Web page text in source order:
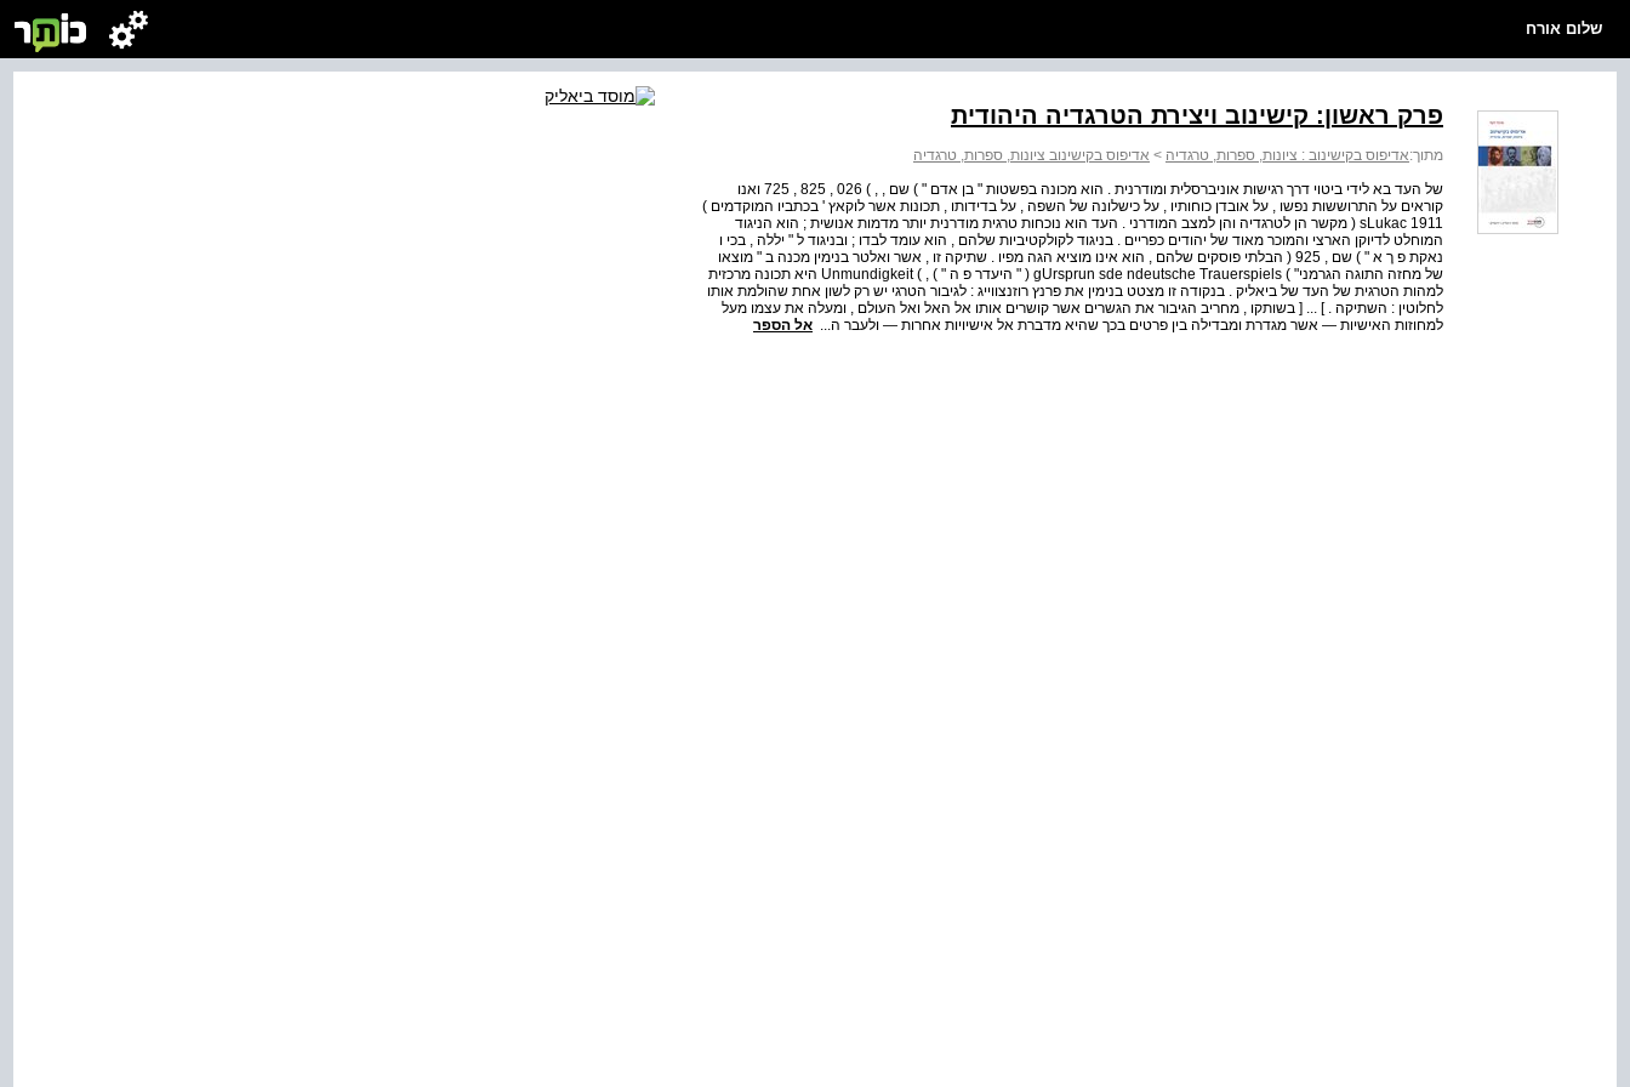
שלום אורח
פרק ראשון: קישינוב ויצירת הטרגדיה היהודית
מתוך:אדיפוס בקישינוב : ציונות, ספרות, טרגדיה > אדיפוס בקישינוב ציונות, ספרות, טרגדיה
של העד בא לידי ביטוי דרך רגישות אוניברסלית ומודרנית . הוא מכונה בפשטות " בן אדם " ) שם , , ) 026 , 825 , 725 ואנו
קוראים על התרוששות נפשו , על אובדן כוחותיו , על כישלונה של השפה , על בדידותו , תכונות אשר לוקאץ ' בכתביו המוקדמים )
sLukac 1911 ( מקשר הן לטרגדיה והן למצב המודרני . העד הוא נוכחות טרגית מודרנית יותר מדמות אנושית ; הוא הניגוד
המוחלט לדיוקן הארצי והמוכר מאוד של יהודים כפריים . בניגוד לקולקטיביות שלהם , הוא עומד לבדו ; ובניגוד ל " יללה , בכי ו
נאקת פ רֶ א " ) שם , 925 ( הבלתי פוסקים שלהם , הוא אינו מוציא הגה מפיו . שתיקה זו , אשר ואלטר בנימין מכנה ב " מוצאו
של מחזה התוגה הגרמני" ) gUrsprun sde ndeutsche Trauerspiels ( " היעדר פ ה " ) , ) Unmundigkeit היא תכונה מרכזית
למהות הטרגית של העד של ביאליק . בנקודה זו מצטט בנימין את פרנץ רוזנצווייג : לגיבור הטרגי יש רק לשון אחת שהולמת אותו
לחלוטין : השתיקה . ] ... [ בשותקו , מחריב הגיבור את הגשרים אשר קושרים אותו אל האל ואל העולם , ומעלה את עצמו מעל
למחוזות האישיות — אשר מגדרת ומבדילה בין פרטים בכך שהיא מדברת אל אישיויות אחרות — ולעבר ה... אל הספר